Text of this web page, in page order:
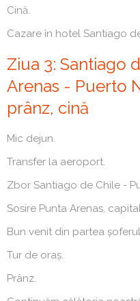
Cină.
Cazare în hotel Santiago
Ziua 3: Santiago
Arenas - Puerto
prânz, cină
Mic dejun.
Transfer la aeroport.
Zbor Santiago de Chile -
Sosire Punta Arenas,
Bun venit din partea
Tur de oraș.
Prânz.